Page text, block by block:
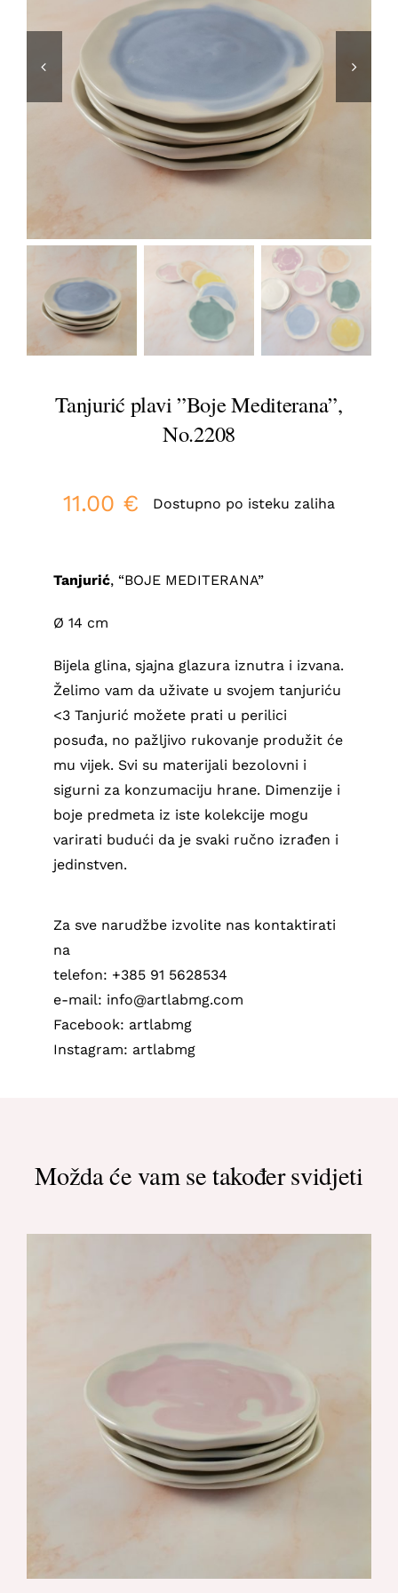
Tanjurić plavi ”Boje Mediterana”,
No.2208
11.00 € Dostupno po isteku zaliha
Tanjurić, “BOJE MEDITERANA”
Ø 14 cm
Bijela glina, sjajna glazura iznutra i izvana.
Želimo vam da uživate u svojem tanjuriću
<3 Tanjurić možete prati u perilici
posuđa, no pažljivo rukovanje produžit će
mu vijek. Svi su materijali bezolovni i
sigurni za konzumaciju hrane. Dimenzije i
boje predmeta iz iste kolekcije mogu
varirati budući da je svaki ručno izrađen i
jedinstven.
Za sve narudžbe izvolite nas kontaktirati
na
telefon: +385 91 5628534
e-mail: info@artlabmg.com
Facebook: artlabmg
Instagram: artlabmg
Možda će vam se također svidjeti